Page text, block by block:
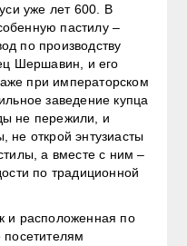
уже лет 600. В
пастилу –
по производству
Шершавин, и его
при императорском
заведение купца
не пережили, и
не открой энтузиасты
а вместе с ним –
по традиционной
и расположенная по
посетителям